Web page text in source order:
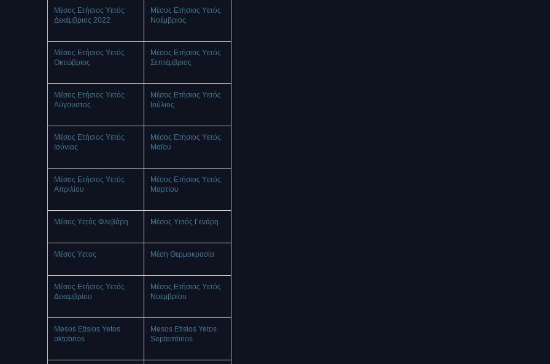
Μέσος Ετήσιος Υετός
Δεκέμβριος 2022
Μέσος Ετήσιος Υετός
Νοέμβριος
Μέσος Ετήσιος Υετός
Οκτώβριος
Μέσος Ετήσιος Υετός
Σεπτέμβριος
Μέσος Ετήσιος Υετός
Αύγουστος
Μέσος Ετήσιος Υετός
Ιούλιος
Μέσος Ετήσιος Υετός
Ιούνιος
Μέσος Ετήσιος Υετός
Μαϊου
Μέσος Ετήσιος Υετός
Απριλίου
Μέσος Ετήσιος Υετός
Μαρτίου
Μέσος Υετός Φλεβάρη Μέσος Υετός Γενάρη
Mέσος Υετος Mέση Θερμοκρασία
Μέσος Ετήσιος Υετός
Δεκεμβρίου
Μέσος Ετήσιος Υετός
Νοεμβρίου
Mesos Etisios Yetos
oktobrios
Mesos Etisios Yetos
Septembrios